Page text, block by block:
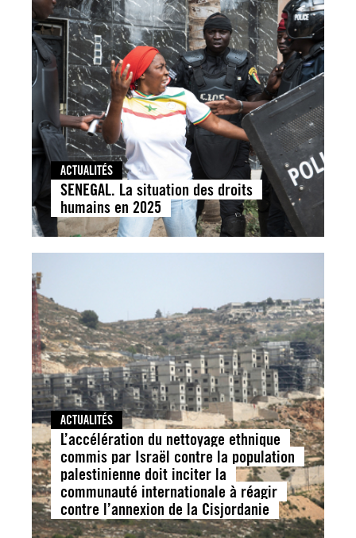
ACTUALITÉS
SENEGAL. La situation des droits
humains en 2025
ACTUALITÉS
L’accélération du nettoyage ethnique
commis par Israël contre la population
palestinienne doit inciter la
communauté internationale à réagir
contre l’annexion de la Cisjordanie